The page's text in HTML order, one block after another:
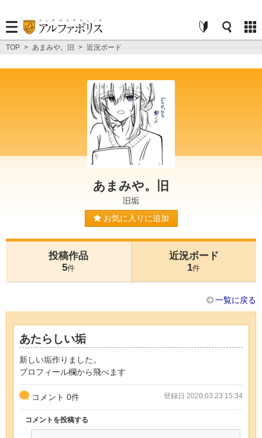
TOP > あまみや。旧 > 近況ボード
あまみや。旧
旧垢
お気に入りに追加
投稿作品
5件
近況ボード
1件
一覧に戻る
あたらしい垢
新しい垢作りました。
プロフィール欄から飛べます
コメント 0件 登録日 2020.03.23 15:34
コメントを投稿する